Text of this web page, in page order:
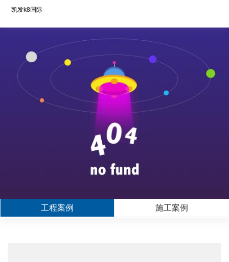
凯发k8国际
工程案例 施工案例